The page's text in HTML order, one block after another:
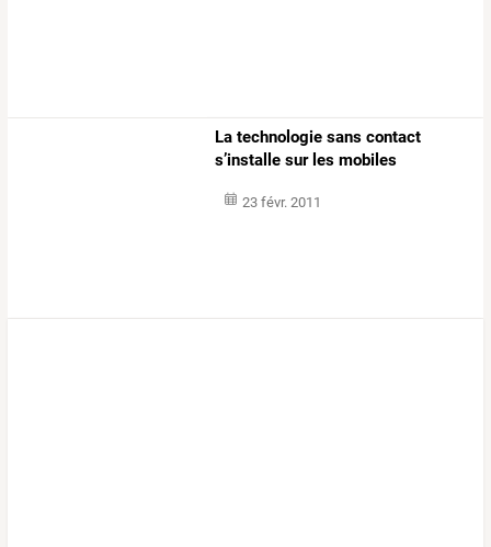
La technologie sans contact
s’installe sur les mobiles
23 févr. 2011